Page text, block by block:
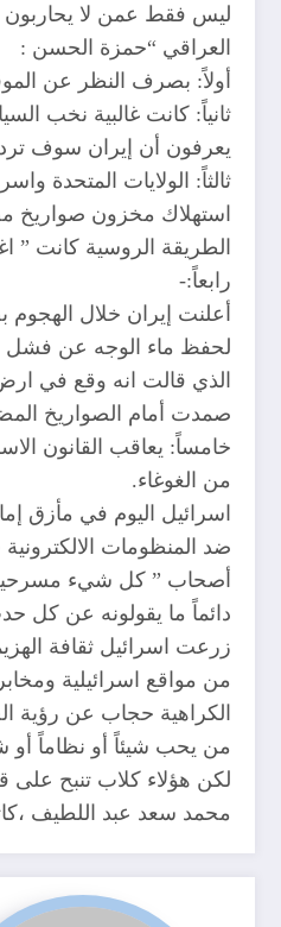
ليس فقط عمن لا يحاربون
العراقي “حمزة الحسن :
أولاً: بصرف النظر عن
ثانياً: كانت غالبية نخب
يعرفون أن إيران سوف ترد وقد كتبت يوم/ 6من ابريل علي صفحتي بعنوان
ثالثاً: الولايات المتحدة
استهلاك مخزون صواريخ
الطريقة الروسية كانت ”
رابعاً:-
أعلنت إيران خلال
صمدت أمام الصواريخ المضادة وبعد سنوات
خامساً: يعاقب القانون
من الغوغاء.
اسرائيل اليوم في مأزق
ضد المنظومات
أصحاب ” كل شيء مسرحية”
دائماً ما يقولونه عن كل
زرعت اسرائيل ثقافة
من مواقع اسرائيلية
الكراهية حجاب عن رؤية
من يحب شيئاً أو نظاماً
لكن هؤلاء كلاب تنبح على
محمد سعد عبد اللطيف